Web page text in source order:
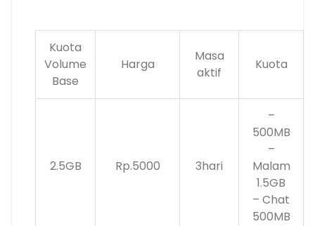
Kuota
Volume
Base
Harga
Masa
aktif
Kuota
2.5GB Rp.5000 3hari
–
500MB
–
Malam
1.5GB
– Chat
500MB